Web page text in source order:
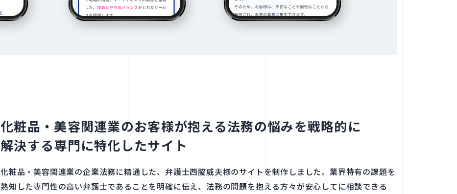
化粧品・美容関連業の​お客様が​抱える​法務の​悩みを​戦略的に​
解決する​専門に​特化した​サイト
化粧品・美容関連業の​企業法務に​精通した、​弁護士西脇威夫様の​サイトを​制作しました。​業界特有の​課題を​
熟知した​専門性の​高い​弁護士である​ことを​明確に​伝え、​法務の​問題を​抱える​方​々が​安心してに​相談できる​